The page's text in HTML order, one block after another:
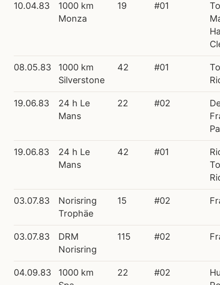
10.04.83
1000 km
Monza
19 #01
08.05.83
1000 km
Silverstone
42 #01
19.06.83
24 h Le
Mans
22 #02
19.06.83
24 h Le
Mans
42 #01
03.07.83
Norisring
Trophäe
15 #02
03.07.83
DRM
Norisring
115 #02
04.09.83
1000 km
22 #02